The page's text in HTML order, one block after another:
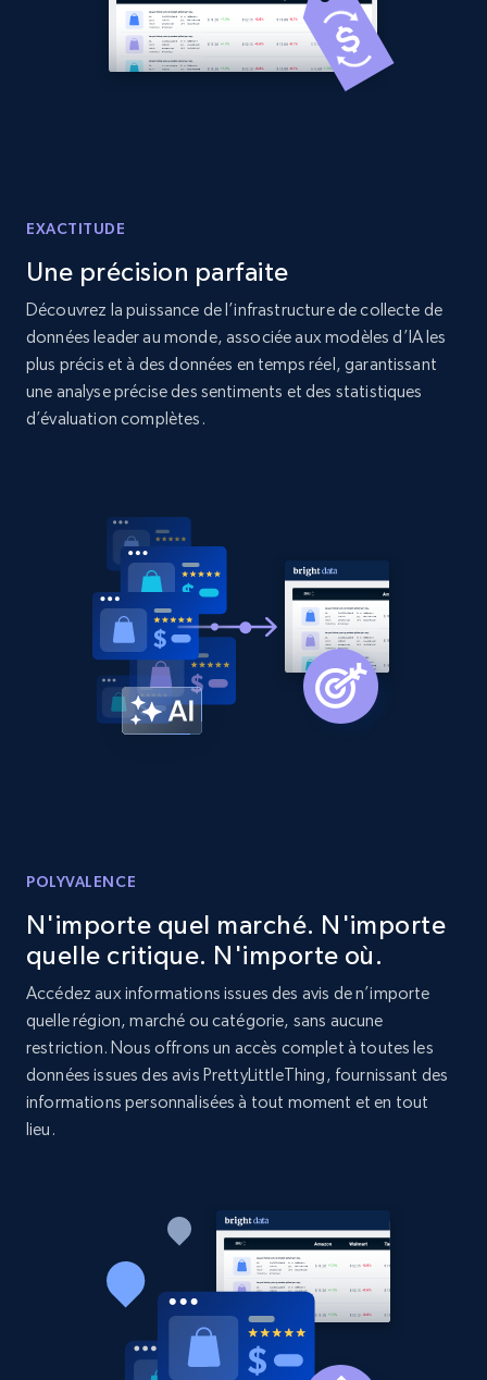
Home Depot US - Discover products by
2.1K+
Home Depot US - Discover products by
specified UPC
URL, Domain, Country code, Model number,
Sku, Product id, Product name, Manufacturer,
Home Depot US - Discovery products by
specific category URL
URL, Domain, Country code, Model number,
Sku, Product id, Product name, Manufacturer,
and more.
Etsy
URL, Product id, Listing inventory id, Title, Rating,
Reviews count shop, Reviews count item, Initial
price, and more.
1.9K+ 322+ Commencer
Etsy - Collect data on products using
Reviews count shop, Reviews count item, Initial
price, and more.
1.9K+ 322+ Commencer
EXACTITUDE
Une précision parfaite
Découvrez la puissance de l’infrastructure de collecte de
données leader au monde, associée aux modèles d’IA les
plus précis et à des données en temps réel, garantissant
une analyse précise des sentiments et des statistiques
d’évaluation complètes.
POLYVALENCE
N'importe quel marché. N'importe
quelle critique. N'importe où.
Accédez aux informations issues des avis de n’importe
quelle région, marché ou catégorie, sans aucune
restriction. Nous offrons un accès complet à toutes les
données issues des avis PrettyLittleThing, fournissant des
informations personnalisées à tout moment et en tout
lieu.